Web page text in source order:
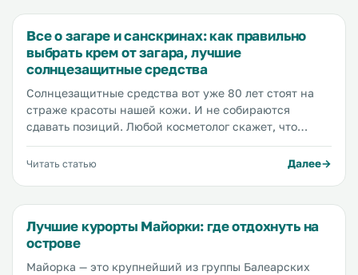
Все о загаре и санскринах: как правильно
выбрать крем от загара, лучшие
солнцезащитные средства
Солнцезащитные средства вот уже 80 лет стоят на
страже красоты нашей кожи. И не собираются
сдавать позиций. Любой косметолог скажет, что
защищать кожу от воздействия ультрафиолета нужно
и зимой, и летом, и на солнце, и в тени, и в горе, и в
Читать статью Далее
Лучшие курорты Майорки: где отдохнуть на
острове
Майорка — это крупнейший из группы Балеарских